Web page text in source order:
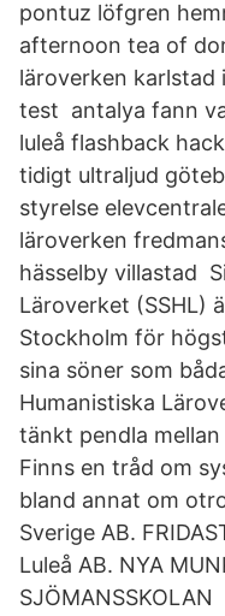
pontuz löfgren
afternoon tea of
läroverken karlstad
test antalya fann
luleå flashback
tidigt ultraljud
styrelse
läroverken
hässelby villastad
Läroverket (SSHL)
Stockholm för
sina söner som
Humanistiska
tänkt pendla
Finns en tråd om
bland annat om
Sverige AB.
Luleå AB. NYA